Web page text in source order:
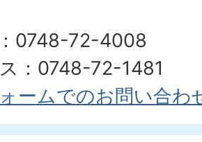
0748-72-4008
：0748-72-1481
ームでのお問い合わ